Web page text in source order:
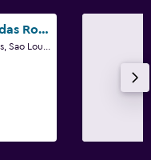
Hotel Pousada das Rosas